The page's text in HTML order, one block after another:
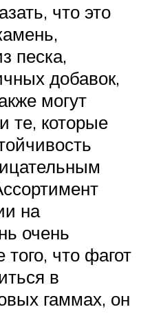
что это
песка,
добавок,
могут
те, которые
на
очень
что фагот
в
гаммах, он